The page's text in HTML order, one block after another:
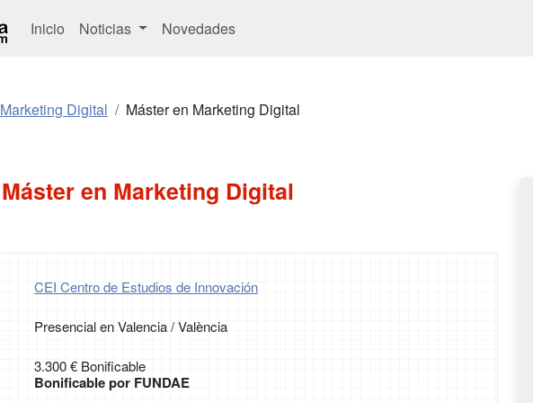
Inicio Noticias Novedades
Marketing Digital Máster en Marketing Digital
Máster en Marketing Digital
CEI Centro de Estudios de Innovación
Presencial en Valencia / València
3.300 € Bonificable
Bonificable por FUNDAE